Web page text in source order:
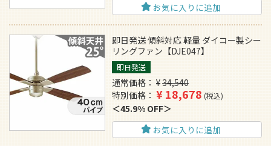
お気に入りに追加
即日発送 傾斜対応 軽量 ダイコー製シー
リングファン【DJE047】
即日発送
通常価格 ¥34,540
特別価格
¥18,678 税込
45.9% OFF
お気に入りに追加